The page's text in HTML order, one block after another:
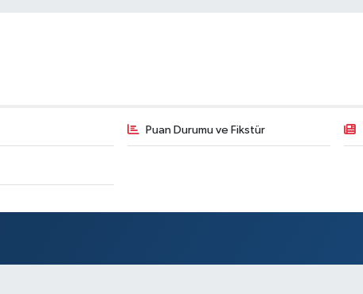
Puan Durumu ve Fikstür